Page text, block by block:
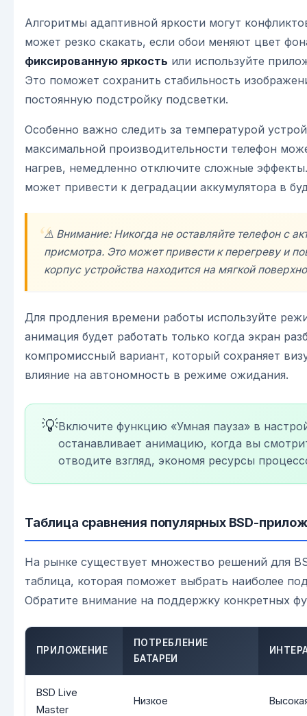
Алгоритмы адаптивной яркости могут
может резко скакать, если обои меняют цвет
фиксированную яркость или используйте
Это поможет сохранить стабильность
постоянную подстройку подсветки.
Особенно важно следить за температурой
максимальной производительности телефон
нагрев, немедленно отключите сложные
может привести к деградации аккумулятора в
⚠️ Внимание: Никогда не оставляйте телефон с
присмотра. Это может привести к перегреву и
корпус устройства находится на мягкой
Для продления времени работы используйте
анимация будет работать только когда экран
компромиссный вариант, который сохраняет
влияние на автономность в режиме ожидания.
💡Включите функцию «Умная пауза» в
останавливает анимацию, когда вы
отводите взгляд, экономя ресурсы
Таблица сравнения популярных BSD-
На рынке существует множество решений для
таблица, которая поможет выбрать наиболее
Обратите внимание на поддержку конкретных
ПРИЛОЖЕНИЕ
ПОТРЕБЛЕНИЕ
БАТАРЕИ
BSD Live
Master
Низкое